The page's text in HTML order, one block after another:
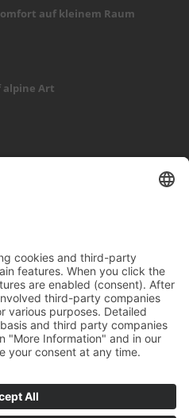
auf kleinem Raum
alpine Art
entfeuchtung
dach
hausbau zaun
fenster
smart home
garten